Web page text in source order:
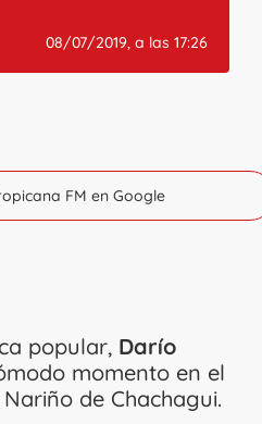
08/07/2019, a las 17:26
FM en Google
popular, Darío
momento en el
de Chachagui.